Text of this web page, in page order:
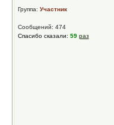
Группа: Участник
Сообщений: 474
Спасибо сказали: 59 раз